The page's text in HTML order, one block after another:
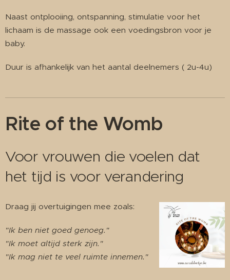
Naast ontplooiing, ontspanning, stimulatie voor het
lichaam is de massage ook een voedingsbron voor je
baby.
Duur is afhankelijk van het aantal deelnemers ( 2u-4u)
Rite of the Womb
Voor vrouwen die voelen dat
het tijd is voor verandering
Draag jij overtuigingen mee zoals:
"Ik ben niet goed genoeg."
"Ik moet altijd sterk zijn."
"Ik mag niet te veel ruimte innemen."